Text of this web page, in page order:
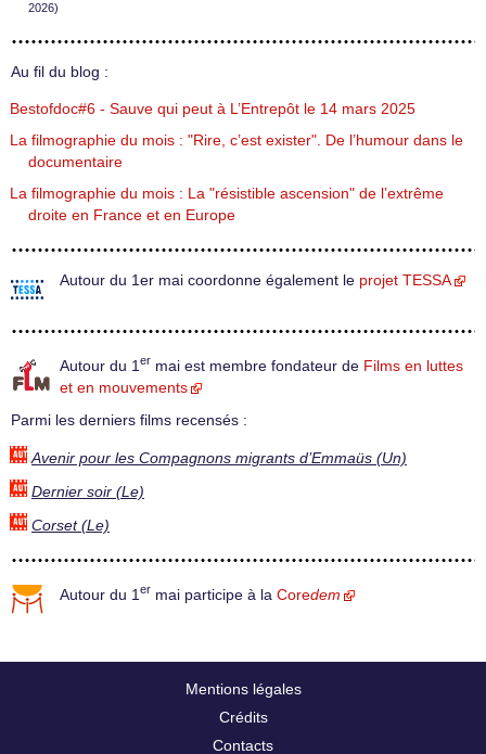
2026)
Au fil du blog :
Bestofdoc#6 - Sauve qui peut à L’Entrepôt le 14 mars 2025
La filmographie du mois : "Rire, c’est exister". De l’humour dans le
documentaire
La filmographie du mois : La "résistible ascension" de l’extrême
droite en France et en Europe
Autour du 1er mai coordonne également le projet TESSA
Autour du 1 er mai est membre fondateur de Films en luttes
et en mouvements
Parmi les derniers films recensés :
Avenir pour les Compagnons migrants d’Emmaüs (Un)
Dernier soir (Le)
Corset (Le)
Autour du 1 er mai participe à la Coredem
Mentions légales
Crédits
Contacts